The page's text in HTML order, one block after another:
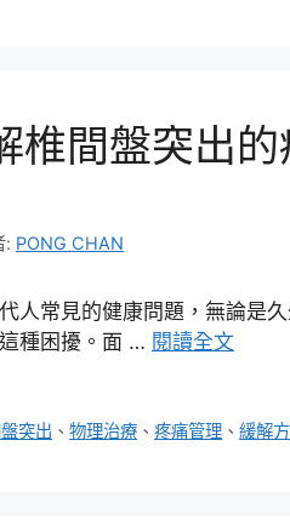
椎間盤突出
: PONG CHAN
人常見的健康問題，無論是
種困擾。面 … 閱讀全文
突出 、物理治療 、疼痛管理 、緩解